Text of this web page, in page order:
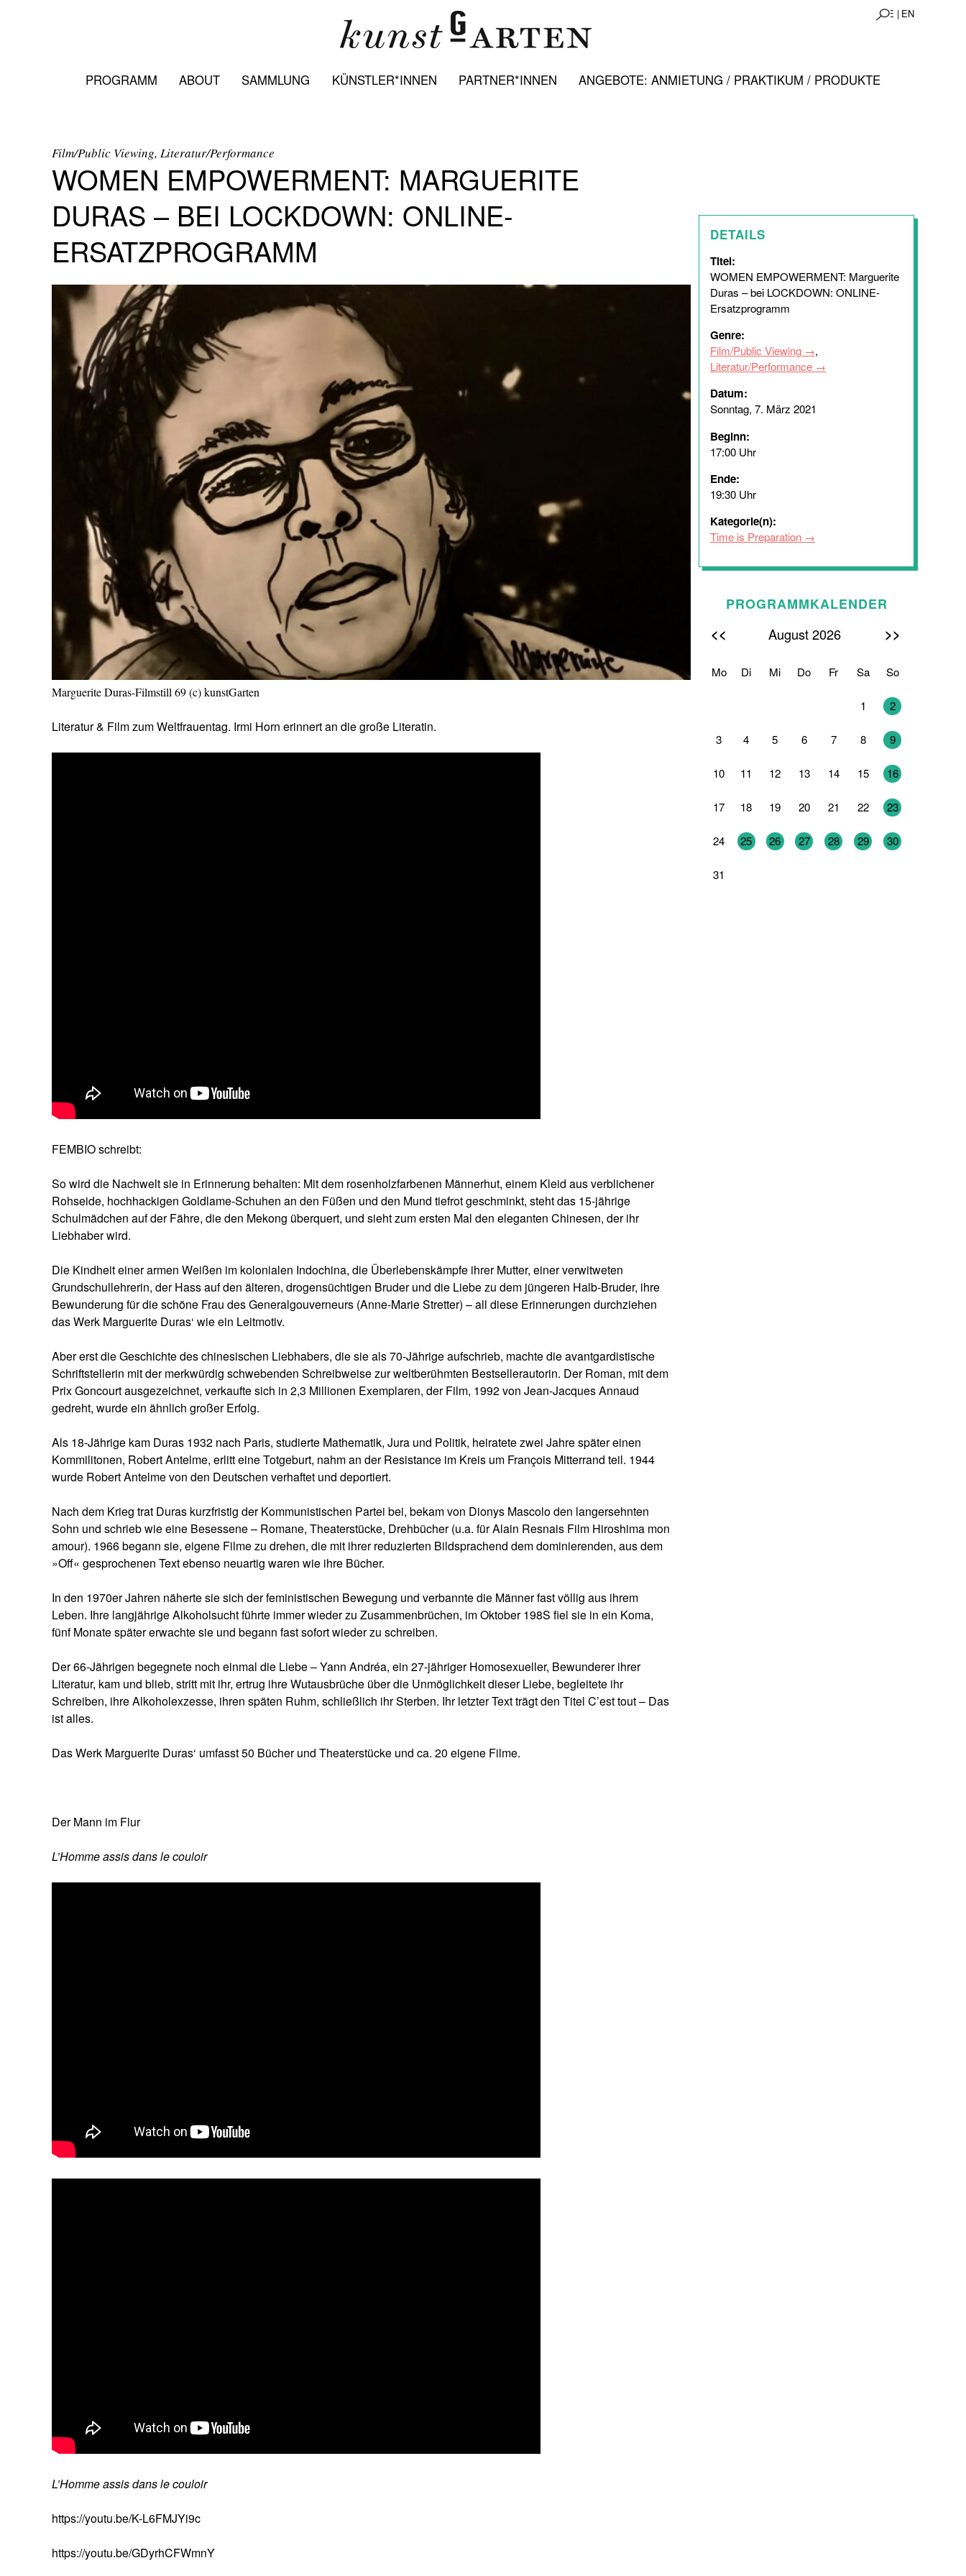
DE | EN
PROGRAMM ABOUT SAMMLUNG KÜNSTLER*INNEN PARTNER*INNEN ANGEBOTE: ANMIETUNG / PRAKTIKUM / PRODUKTE
Film/Public Viewing, Literatur/Performance
WOMEN EMPOWERMENT: MARGUERITE
DURAS – BEI LOCKDOWN: ONLINE-
ERSATZPROGRAMM
Marguerite Duras-Filmstill 69 (c) kunstGarten
Literatur & Film zum Weltfrauentag. Irmi Horn erinnert an die große Literatin.
FEMBIO schreibt:
So wird die Nachwelt sie in Erinnerung behalten: Mit dem rosenholzfarbenen Männerhut, einem Kleid aus verblichener
Rohseide, hochhackigen Goldlame-Schuhen an den Füßen und den Mund tiefrot geschminkt, steht das 15-jährige
Schulmädchen auf der Fähre, die den Mekong überquert, und sieht zum ersten Mal den eleganten Chinesen, der ihr
Liebhaber wird.
Die Kindheit einer armen Weißen im kolonialen Indochina, die Überlebenskämpfe ihrer Mutter, einer verwitweten
Grundschullehrerin, der Hass auf den älteren, drogensüchtigen Bruder und die Liebe zu dem jüngeren Halb-Bruder, ihre
Bewunderung für die schöne Frau des Generalgouverneurs (Anne-Marie Stretter) – all diese Erinnerungen durchziehen
das Werk Marguerite Duras‘ wie ein Leitmotiv.
Aber erst die Geschichte des chinesischen Liebhabers, die sie als 70-Jährige aufschrieb, machte die avantgardistische
Schriftstellerin mit der merkwürdig schwebenden Schreibweise zur weltberühmten Bestsellerautorin. Der Roman, mit dem
Prix Goncourt ausgezeichnet, verkaufte sich in 2,3 Millionen Exemplaren, der Film, 1992 von Jean-Jacques Annaud
gedreht, wurde ein ähnlich großer Erfolg.
Als 18-Jährige kam Duras 1932 nach Paris, studierte Mathematik, Jura und Politik, heiratete zwei Jahre später einen
Kommilitonen, Robert Antelme, erlitt eine Totgeburt, nahm an der Resistance im Kreis um François Mitterrand teil. 1944
wurde Robert Antelme von den Deutschen verhaftet und deportiert.
Nach dem Krieg trat Duras kurzfristig der Kommunistischen Partei bei, bekam von Dionys Mascolo den langersehnten
Sohn und schrieb wie eine Besessene – Romane, Theaterstücke, Drehbücher (u.a. für Alain Resnais Film Hiroshima mon
amour). 1966 begann sie, eigene Filme zu drehen, die mit ihrer reduzierten Bildsprachend dem dominierenden, aus dem
»Off« gesprochenen Text ebenso neuartig waren wie ihre Bücher.
In den 1970er Jahren näherte sie sich der feministischen Bewegung und verbannte die Männer fast völlig aus ihrem
Leben. Ihre langjährige Alkoholsucht führte immer wieder zu Zusammenbrüchen, im Oktober 198S fiel sie in ein Koma,
fünf Monate später erwachte sie und begann fast sofort wieder zu schreiben.
Der 66-Jährigen begegnete noch einmal die Liebe – Yann Andréa, ein 27-jähriger Homosexueller, Bewunderer ihrer
Literatur, kam und blieb, stritt mit ihr, ertrug ihre Wutausbrüche über die Unmöglichkeit dieser Liebe, begleitete ihr
Schreiben, ihre Alkoholexzesse, ihren späten Ruhm, schließlich ihr Sterben. Ihr letzter Text trägt den Titel C’est tout – Das
ist alles.
Das Werk Marguerite Duras‘ umfasst 50 Bücher und Theaterstücke und ca. 20 eigene Filme.
Der Mann im Flur
L’Homme assis dans le couloir
L’Homme assis dans le couloir
https://youtu.be/K-L6FMJYi9c
https://youtu.be/GDyrhCFWmnY
DETAILS
Titel:
WOMEN EMPOWERMENT: Marguerite
Duras – bei LOCKDOWN: ONLINE-
Ersatzprogramm
Genre:
Film/Public Viewing
,
Literatur/Performance
Datum:
Sonntag, 7. März 2021
Beginn:
17:00 Uhr
Ende:
19:30 Uhr
Kategorie(n):
Time is Preparation
PROGRAMMKALENDER
<< August 2026 >>
Mo Di Mi Do Fr Sa So
1 2
3 4 5 6 7 8 9
10 11 12 13 14 15 16
17 18 19 20 21 22 23
24 25 26 27 28 29 30
31